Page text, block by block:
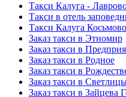
Такси Калуга -
Такси в отель
Такси Калуга
Заказ такси в Этномир
Заказ такси в
Заказ такси в Родное
Заказ такси в
Заказ такси в
Заказ такси в Зайцева